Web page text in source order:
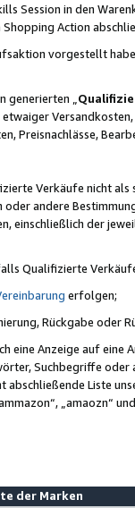
Session in den
Action
vorgestellt
„
Preisnachlässe,
Verkäufe nicht
andere
einschließlich der
Qualifizierte
erfolgen;
Rückgabe oder
eine Anzeige auf
Suchbegriffe
Liste
„amaozn“
der Marken